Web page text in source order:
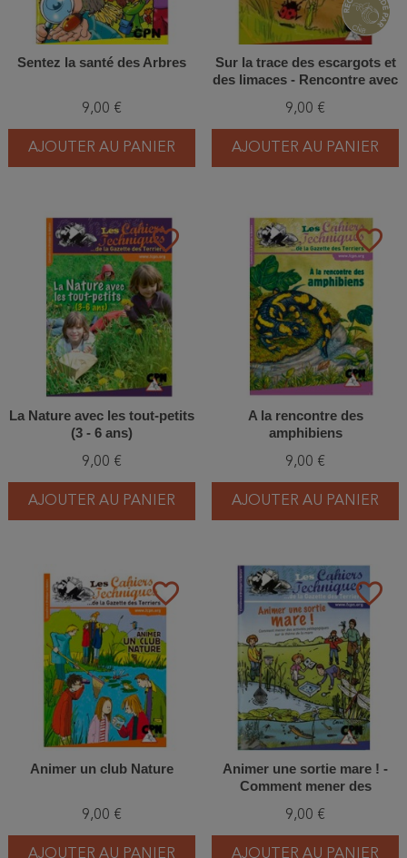
Sentez la santé des Arbres
9,00 €
AJOUTER AU PANIER
Sur la trace des escargots et
des limaces - Rencontre avec
9,00 €
AJOUTER AU PANIER
favorite_border
La Nature avec les tout-petits
(3 - 6 ans)
9,00 €
AJOUTER AU PANIER
favorite_border
A la rencontre des
amphibiens
9,00 €
AJOUTER AU PANIER
favorite_border
Animer un club Nature
9,00 €
AJOUTER AU PANIER
favorite_border
Animer une sortie mare ! -
Comment mener des
thème de la mare ?
9,00 €
AJOUTER AU PANIER